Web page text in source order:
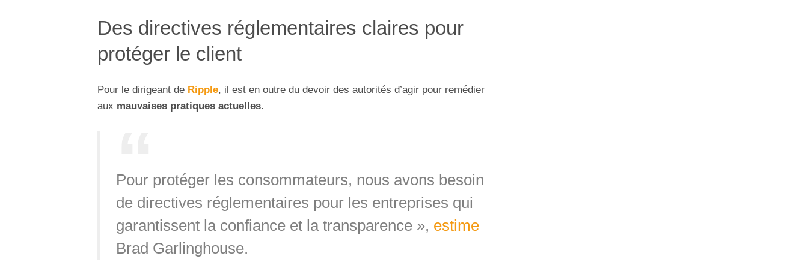
Des directives réglementaires claires pour
protéger le client
Pour le dirigeant de Ripple, il est en outre du devoir des autorités d’agir pour remédier
aux mauvaises pratiques actuelles.
Pour protéger les consommateurs, nous avons besoin
de directives réglementaires pour les entreprises qui
garantissent la confiance et la transparence », estime
Brad Garlinghouse.